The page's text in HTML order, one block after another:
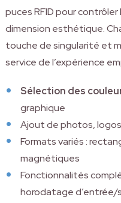
puces RFID pour
dimension esthétique.
touche de singularité et
service de l’expérience
Sélection des
graphique
Ajout de photos,
Formats variés :
magnétiques
Fonctionnalités
horodatage d’entrée/